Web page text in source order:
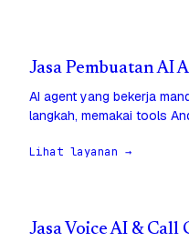
Jasa Pembuatan AI
AI agent yang bekerja
langkah, memakai tools
Lihat layanan →
Jasa Voice AI &